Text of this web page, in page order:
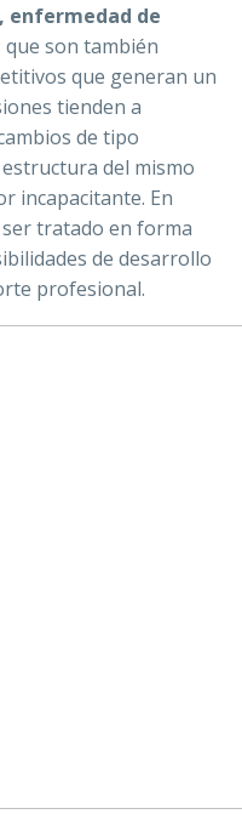
enfermedad de
que son también
que generan un
tienden a
de tipo
del mismo
incapacitante. En
tratado en forma
de desarrollo
profesional.